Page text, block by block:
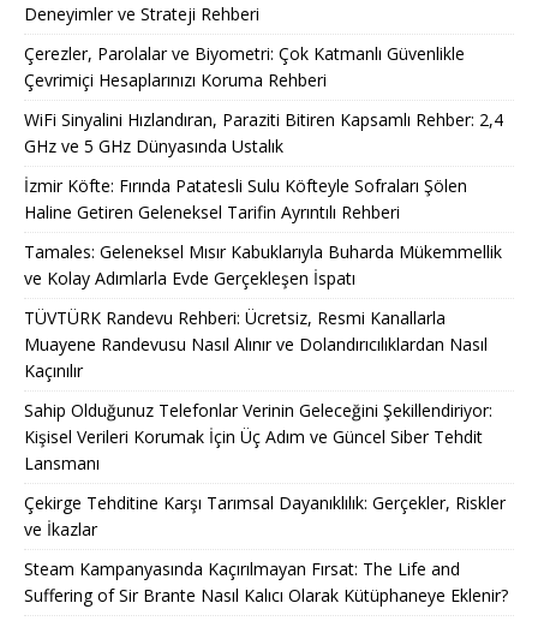
Deneyimler ve Strateji Rehberi
Çerezler, Parolalar ve Biyometri: Çok Katmanlı Güvenlikle
Çevrimiçi Hesaplarınızı Koruma Rehberi
WiFi Sinyalini Hızlandıran, Paraziti Bitiren Kapsamlı Rehber: 2,4
GHz ve 5 GHz Dünyasında Ustalık
İzmir Köfte: Fırında Patatesli Sulu Köfteyle Sofraları Şölen
Haline Getiren Geleneksel Tarifin Ayrıntılı Rehberi
Tamales: Geleneksel Mısır Kabuklarıyla Buharda Mükemmellik
ve Kolay Adımlarla Evde Gerçekleşen İspatı
TÜVTÜRK Randevu Rehberi: Ücretsiz, Resmi Kanallarla
Muayene Randevusu Nasıl Alınır ve Dolandırıcılıklardan Nasıl
Kaçınılır
Sahip Olduğunuz Telefonlar Verinin Geleceğini Şekillendiriyor:
Kişisel Verileri Korumak İçin Üç Adım ve Güncel Siber Tehdit
Lansmanı
Çekirge Tehditine Karşı Tarımsal Dayanıklılık: Gerçekler, Riskler
ve İkazlar
Steam Kampanyasında Kaçırılmayan Fırsat: The Life and
Suffering of Sir Brante Nasıl Kalıcı Olarak Kütüphaneye Eklenir?